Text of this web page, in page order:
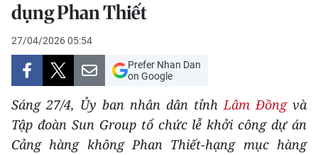
CHÍNH TRỊ
KINH TẾ
VĂN HÓA
XÃ HỘI
PHÁP LUẬT
dụng Phan Thiết
27/04/2026 05:54
Prefer Nhan Dan
on Google
Sáng 27/4, Ủy ban nhân dân tỉnhLâm Đồngvà
Tập đoàn Sun Group tổ chức lễ khởi công dự án
Cảng hàng không Phan Thiết-hạng mục hàng